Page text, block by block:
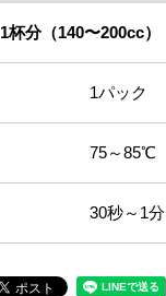
1杯分（140〜200cc）
1パック
75～85℃
30秒～1分